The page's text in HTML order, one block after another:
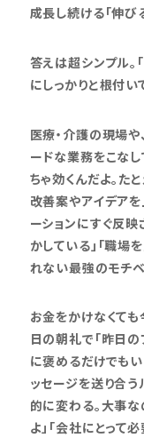
成長し続ける「伸び
答えは超シンプル。
にしっかりと根付い
医療・介護の現場
ードな業務をこな
ちゃ効くんだよ。た
改善案やアイデア
ーションにすぐ反映
かしている」「職場
れない最強のモチ
お金をかけなくて
日の朝礼で「昨日
に褒めるだけでもい
ッセージを送り合
的に変わる。大事
よ」「会社にとって